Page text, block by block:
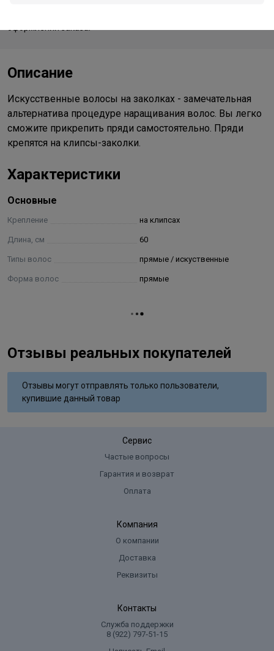
Описание
Искусственные волосы на заколках - замечательная
альтернатива процедуре наращивания волос. Вы легко
сможите прикрепить пряди самостоятельно. Пряди
крепятся на клипсы-заколки.
Характеристики
Основные
Крепление на клипсах
Длина, см 60
Типы волос прямые / искуственные
Форма волос прямые
Отзывы реальных покупателей
Отзывы могут отправлять только пользователи,
купившие данный товар
Сервис
Частые вопросы
Гарантия и возврат
Оплата
Компания
О компании
Доставка
Реквизиты
Контакты
Служба поддержки
8 (922) 797‑51-15